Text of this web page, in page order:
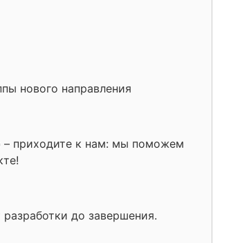
нового направления
– приходите к нам: мы поможем
до завершения.